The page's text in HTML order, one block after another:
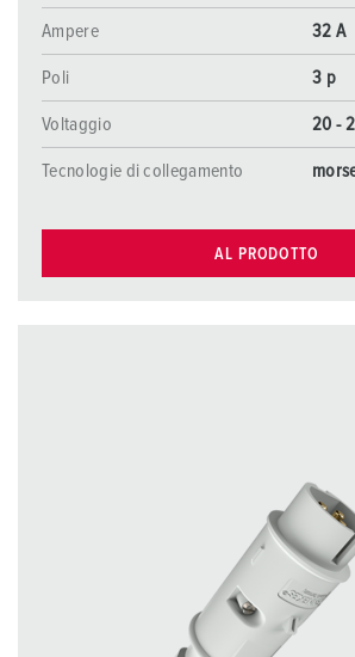
Ampere 32 A
Poli 3 p
Voltaggio 20 -
Tecnologie di collegamento
AL PRODOTTO